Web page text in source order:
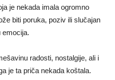
je nekada imala ogromno
biti poruka, poziv ili slučajan
emocija.
radosti, nostalgije, ali i
je ta priča nekada koštala.